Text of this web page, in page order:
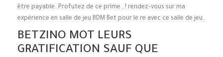
être payable. Profutez de ce prime , ! rendez-vous sur ma
expérience en salle de jeu BDM Bet pour le re avec ce salle de jeu.
BETZINO MOT LEURS
GRATIFICATION SAUF QUE